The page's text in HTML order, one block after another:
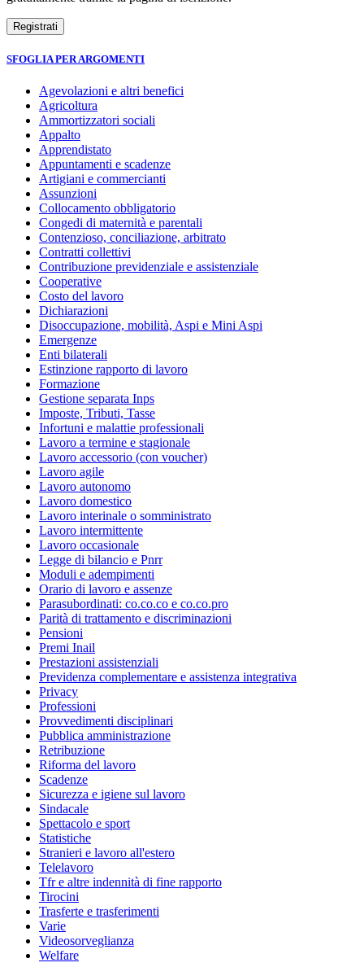
SFOGLIA PER ARGOMENTI
Agevolazioni e altri benefici
Agricoltura
Ammortizzatori sociali
Appalto
Apprendistato
Appuntamenti e scadenze
Artigiani e commercianti
Assunzioni
Collocamento obbligatorio
Congedi di maternità e parentali
Contenzioso, conciliazione, arbitrato
Contratti collettivi
Contribuzione previdenziale e assistenziale
Cooperative
Costo del lavoro
Dichiarazioni
Disoccupazione, mobilità, Aspi e Mini Aspi
Emergenze
Enti bilaterali
Estinzione rapporto di lavoro
Formazione
Gestione separata Inps
Imposte, Tributi, Tasse
Infortuni e malattie professionali
Lavoro a termine e stagionale
Lavoro accessorio (con voucher)
Lavoro agile
Lavoro autonomo
Lavoro domestico
Lavoro interinale o somministrato
Lavoro intermittente
Lavoro occasionale
Legge di bilancio e Pnrr
Moduli e adempimenti
Orario di lavoro e assenze
Parasubordinati: co.co.co e co.co.pro
Parità di trattamento e discriminazioni
Pensioni
Premi Inail
Prestazioni assistenziali
Previdenza complementare e assistenza integrativa
Privacy
Professioni
Provvedimenti disciplinari
Pubblica amministrazione
Retribuzione
Riforma del lavoro
Scadenze
Sicurezza e igiene sul lavoro
Sindacale
Spettacolo e sport
Statistiche
Stranieri e lavoro all'estero
Telelavoro
Tfr e altre indennità di fine rapporto
Tirocini
Trasferte e trasferimenti
Varie
Videosorveglianza
Welfare